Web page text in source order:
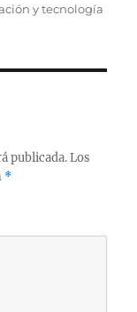
y tecnología
publicada. Los
*